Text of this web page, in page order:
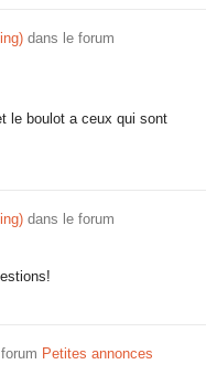
dans le forum
le boulot a ceux qui sont
dans le forum
Petites annonces